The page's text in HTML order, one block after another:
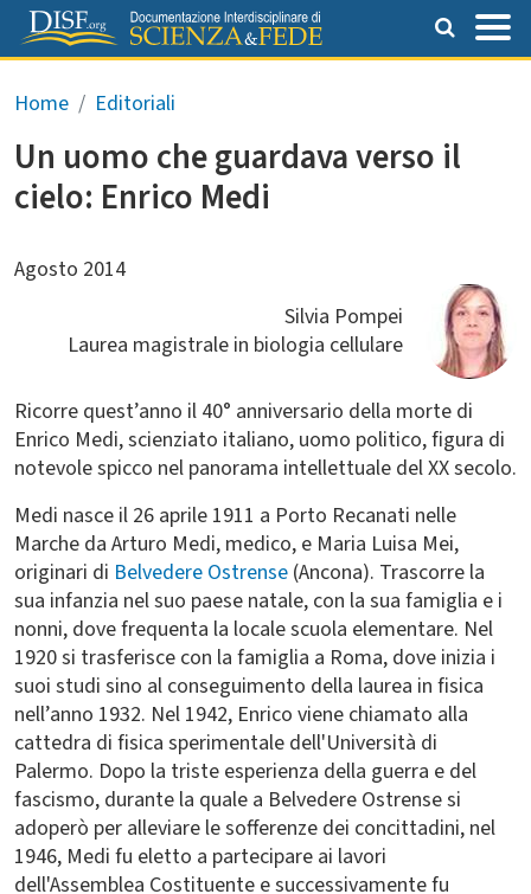
Salta al contenuto principale
Briciole di pane
Home Editoriali
Un uomo che guardava verso il
cielo: Enrico Medi
Agosto 2014
Silvia Pompei
Laurea magistrale in biologia cellulare
Ricorre quest’anno il 40° anniversario della morte di
Enrico Medi, scienziato italiano, uomo politico, figura di
notevole spicco nel panorama intellettuale del XX secolo.
Medi nasce il 26 aprile 1911 a Porto Recanati nelle
Marche da Arturo Medi, medico, e Maria Luisa Mei,
originari di Belvedere Ostrense (Ancona). Trascorre la
sua infanzia nel suo paese natale, con la sua famiglia e i
nonni, dove frequenta la locale scuola elementare. Nel
1920 si trasferisce con la famiglia a Roma, dove inizia i
suoi studi sino al conseguimento della laurea in fisica
nell’anno 1932. Nel 1942, Enrico viene chiamato alla
cattedra di fisica sperimentale dell'Università di
Palermo. Dopo la triste esperienza della guerra e del
fascismo, durante la quale a Belvedere Ostrense si
adoperò per alleviare le sofferenze dei concittadini, nel
1946, Medi fu eletto a partecipare ai lavori
dell'Assemblea Costituente e successivamente fu